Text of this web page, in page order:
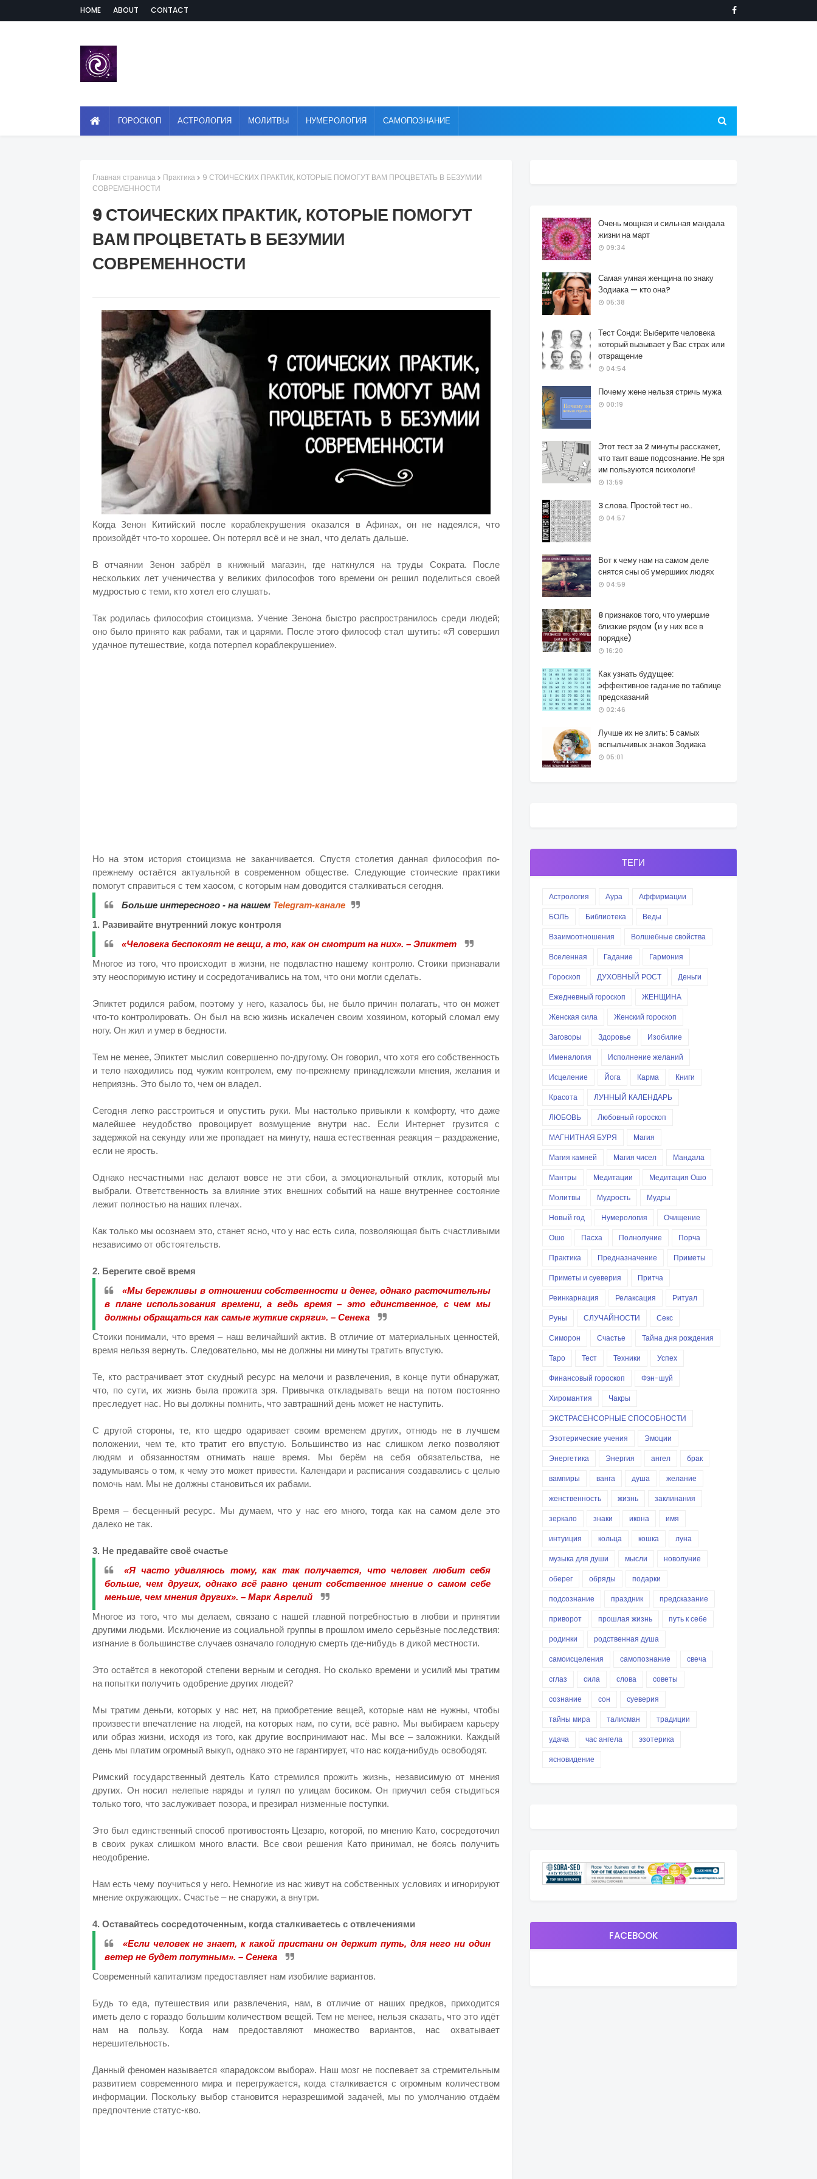
HOME ABOUT CONTACT
ГОРОСКОП АСТРОЛОГИЯ МОЛИТВЫ НУМЕРОЛОГИЯ САМОПОЗНАНИЕ
Главная страница Практика
9 СТОИЧЕСКИХ ПРАКТИК, КОТОРЫЕ ПОМОГУТ ВАМ ПРОЦВЕТАТЬ В БЕЗУМИИ
СОВРЕМЕННОСТИ
9 СТОИЧЕСКИХ ПРАКТИК, КОТОРЫЕ ПОМОГУТ
ВАМ ПРОЦВЕТАТЬ В БЕЗУМИИ
СОВРЕМЕННОСТИ
Когда Зенон Китийский после кораблекрушения оказался в Афинах, он не надеялся, что
произойдёт что-то хорошее. Он потерял всё и не знал, что делать дальше.
В отчаянии Зенон забрёл в книжный магазин, где наткнулся на труды Сократа. После
нескольких лет ученичества у великих философов того времени он решил поделиться своей
мудростью с теми, кто хотел его слушать.
Так родилась философия стоицизма. Учение Зенона быстро распространилось среди людей;
оно было принято как рабами, так и царями. После этого философ стал шутить: «Я совершил
удачное путешествие, когда потерпел кораблекрушение».
Но на этом история стоицизма не заканчивается. Спустя столетия данная философия по-
прежнему остаётся актуальной в современном обществе. Следующие стоические практики
помогут справиться с тем хаосом, с которым нам доводится сталкиваться сегодня.
Больше интересного - на нашем Telegram-канале
1. Развивайте внутренний локус контроля
«Человека беспокоят не вещи, а то, как он смотрит на них». – Эпиктет
Многое из того, что происходит в жизни, не подвластно нашему контролю. Стоики признавали
эту неоспоримую истину и сосредотачивались на том, что они могли сделать.
Эпиктет родился рабом, поэтому у него, казалось бы, не было причин полагать, что он может
что-то контролировать. Он был на всю жизнь искалечен своим хозяином, который сломал ему
ногу. Он жил и умер в бедности.
Тем не менее, Эпиктет мыслил совершенно по-другому. Он говорил, что хотя его собственность
и тело находились под чужим контролем, ему по-прежнему принадлежали мнения, желания и
неприязнь. Это было то, чем он владел.
Сегодня легко расстроиться и опустить руки. Мы настолько привыкли к комфорту, что даже
малейшее неудобство провоцирует возмущение внутри нас. Если Интернет грузится с
задержкой на секунду или же пропадает на минуту, наша естественная реакция – раздражение,
если не ярость.
Однако несчастными нас делают вовсе не эти сбои, а эмоциональный отклик, который мы
выбрали. Ответственность за влияние этих внешних событий на наше внутреннее состояние
лежит полностью на наших плечах.
Как только мы осознаем это, станет ясно, что у нас есть сила, позволяющая быть счастливыми
независимо от обстоятельств.
2. Берегите своё время
«Мы бережливы в отношении собственности и денег, однако расточительны
в плане использования времени, а ведь время – это единственное, с чем мы
должны обращаться как самые жуткие скряги». – Сенека
Стоики понимали, что время – наш величайший актив. В отличие от материальных ценностей,
время нельзя вернуть. Следовательно, мы не должны ни минуты тратить впустую.
Те, кто растрачивает этот скудный ресурс на мелочи и развлечения, в конце пути обнаружат,
что, по сути, их жизнь была прожита зря. Привычка откладывать вещи на потом постоянно
преследует нас. Но вы должны помнить, что завтрашний день может не наступить.
С другой стороны, те, кто щедро одаривает своим временем других, отнюдь не в лучшем
положении, чем те, кто тратит его впустую. Большинство из нас слишком легко позволяют
людям и обязанностям отнимать наше время. Мы берём на себя обязательства, не
задумываясь о том, к чему это может привести. Календари и расписания создавались с целью
помочь нам. Мы не должны становиться их рабами.
Время – бесценный ресурс. Мы думаем, что у нас его много, тогда как на самом деле это
далеко не так.
3. Не предавайте своё счастье
«Я часто удивляюсь тому, как так получается, что человек любит себя
больше, чем других, однако всё равно ценит собственное мнение о самом себе
меньше, чем мнения других». – Марк Аврелий
Многое из того, что мы делаем, связано с нашей главной потребностью в любви и принятии
другими людьми. Исключение из социальной группы в прошлом имело серьёзные последствия:
изгнание в большинстве случаев означало голодную смерть где-нибудь в дикой местности.
Это остаётся в некоторой степени верным и сегодня. Но сколько времени и усилий мы тратим
на попытки получить одобрение других людей?
Мы тратим деньги, которых у нас нет, на приобретение вещей, которые нам не нужны, чтобы
произвести впечатление на людей, на которых нам, по сути, всё равно. Мы выбираем карьеру
или образ жизни, исходя из того, как другие воспринимают нас. Мы все – заложники. Каждый
день мы платим огромный выкуп, однако это не гарантирует, что нас когда-нибудь освободят.
Римский государственный деятель Като стремился прожить жизнь, независимую от мнения
других. Он носил нелепые наряды и гулял по улицам босиком. Он приучил себя стыдиться
только того, что заслуживает позора, и презирал низменные поступки.
Это был единственный способ противостоять Цезарю, которой, по мнению Като, сосредоточил
в своих руках слишком много власти. Все свои решения Като принимал, не боясь получить
неодобрение.
Нам есть чему поучиться у него. Немногие из нас живут на собственных условиях и игнорируют
мнение окружающих. Счастье – не снаружи, а внутри.
4. Оставайтесь сосредоточенным, когда сталкиваетесь с отвлечениями
«Если человек не знает, к какой пристани он держит путь, для него ни один
ветер не будет попутным». – Сенека
Современный капитализм предоставляет нам изобилие вариантов.
Будь то еда, путешествия или развлечения, нам, в отличие от наших предков, приходится
иметь дело с гораздо большим количеством вещей. Тем не менее, нельзя сказать, что это идёт
нам на пользу. Когда нам предоставляют множество вариантов, нас охватывает
нерешительность.
Данный феномен называется «парадоксом выбора». Наш мозг не поспевает за стремительным
развитием современного мира и перегружается, когда сталкивается с огромным количеством
информации. Поскольку выбор становится неразрешимой задачей, мы по умолчанию отдаём
предпочтение статус-кво.
Очень мощная и сильная мандала
жизни на март
09:34
Самая умная женщина по знаку
Зодиака — кто она?
05:38
Тест Сонди: Выберите человека
который вызывает у Вас страх или
отвращение
04:54
Почему жене нельзя стричь мужа
00:19
Этот тест за 2 минуты расскажет,
что таит ваше подсознание. Не зря
им пользуются психологи!
13:59
3 слова. Простой тест но..
04:57
Вот к чему нам на самом деле
снятся сны об умершиих людях
04:59
8 признаков того, что умершие
близкие рядом (и у них все в
порядке)
16:20
Как узнать будущее:
эффективное гадание по таблице
предсказаний
02:46
Лучше их не злить: 5 самых
вспыльчивых знаков Зодиака
05:01
ТЕГИ
Астрология Аура
Аффирмации
БОЛЬ
Библиотека
Веды
Взаимоотношения
Волшебные свойства
Вселенная
Гадание
Гармония
Гороскоп
ДУХОВНЫЙ РОСТ
Деньги
Ежедневный гороскоп
ЖЕНЩИНА
Женская сила
Женский гороскоп
Заговоры
Здоровье
Изобилие
Именалогия
Исполнение желаний
Исцеление
Йога Карма
Книги
Красота
ЛУННЫЙ КАЛЕНДАРЬ
ЛЮБОВЬ
Любовный гороскоп
МАГНИТНАЯ БУРЯ
Магия
Магия камней
Магия чисел
Мандала
Мантры
Медитации
Медитация Ошо
Молитвы
Мудрость
Мудры
Новый год
Нумерология
Очищение
Ошо
Пасха Полнолуние
Порча
Практика
Предназначение
Приметы
Приметы и суеверия
Притча
Реинкарнация
Релаксация
Ритуал
Руны
СЛУЧАЙНОСТИ
Секс
Симорон
Счастье
Тайна дня рождения
Таро
Тест Техники
Успех
Финансовый гороскоп
Фэн-шуй
Хиромантия
Чакры
ЭКСТРАСЕНСОРНЫЕ СПОСОБНОСТИ
Эзотерические учения
Эмоции
Энергетика
Энергия ангел
брак
вампиры
ванга душа
желание
женственность
жизнь
заклинания
зеркало
знаки икона
имя
интуиция
кольца кошка
луна
музыка для души
мысли
новолуние
оберег
обряды
подарки
подсознание
праздник
предсказание
приворот
прошлая жизнь
путь к себе
родинки
родственная душа
самоисцеления
самопознание
свеча
сглаз
сила слова
советы
сознание
сон
суеверия
тайны мира
талисман
традиции
удача
час ангела
эзотерика
ясновидение
FACEBOOK